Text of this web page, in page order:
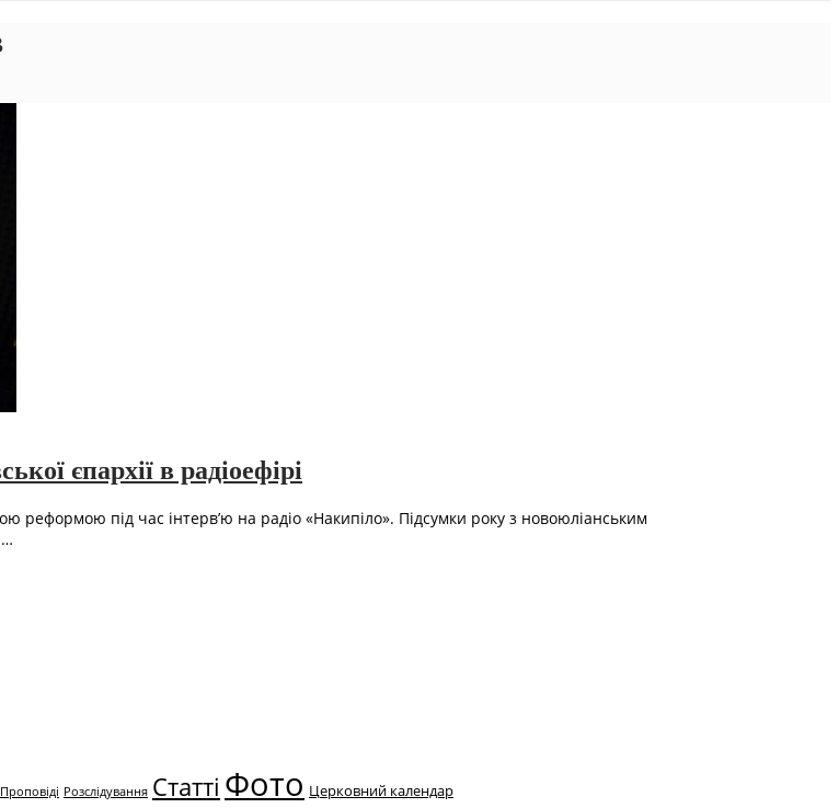
єпархії в радіоефірі
реформою під час інтерв’ю на радіо «Накипіло». Підсумки року з новоюліанським
Проповіді Розслідування Статті Фото Церковний календар